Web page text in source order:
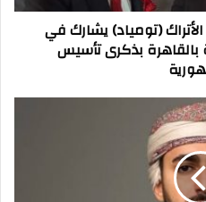
(تومياد) يشارك في
بالقاهرة بذكرى تأسيس